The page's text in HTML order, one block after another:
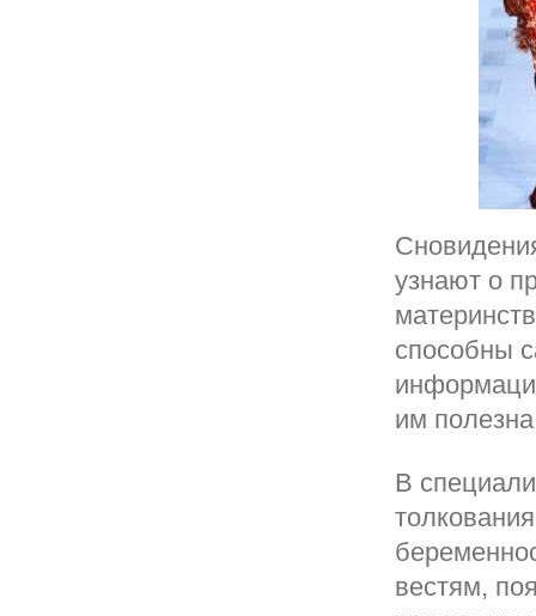
узнают о
способны
им
В
вестям,